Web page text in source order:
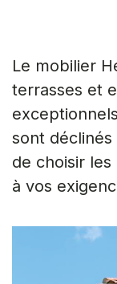
Le mobilier
terrasses et
sont
de choisir
à vos